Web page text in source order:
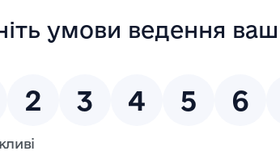
нагляд
(контроль)
засобів, крові та
сертифікація
від 15.01.2020р.
01-1/02/05.18-20